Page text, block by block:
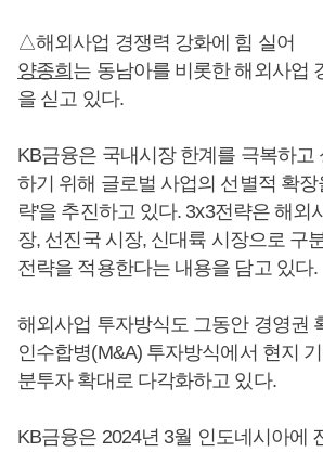
△해외사업 경쟁력 강화에 힘 실어
양종희는 동남아를 비롯한 해외사업
을 싣고 있다.
KB금융은 국내시장 한계를 극복하고
하기 위해 글로벌 사업의 선별적 확장
략'을 추진하고 있다. 3x3전략은 해외
장, 선진국 시장, 신대륙 시장으로 구
전략을 적용한다는 내용을 담고 있다.
해외사업 투자방식도 그동안 경영권
인수합병(M&A) 투자방식에서 현지
분투자 확대로 다각화하고 있다.
KB금융은 2024년 3월 인도네시아에